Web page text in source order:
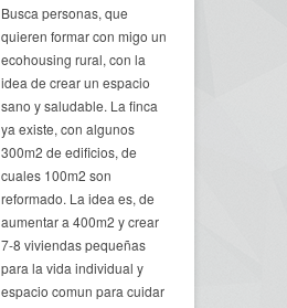
Busca personas, que
quieren formar con migo un
ecohousing rural, con la
idea de crear un espacio
sano y saludable. La finca
ya existe, con algunos
300m2 de edificios, de
cuales 100m2 son
reformado. La idea es, de
aumentar a 400m2 y crear
7-8 viviendas pequeñas
para la vida individual y
espacio comun para cuidar